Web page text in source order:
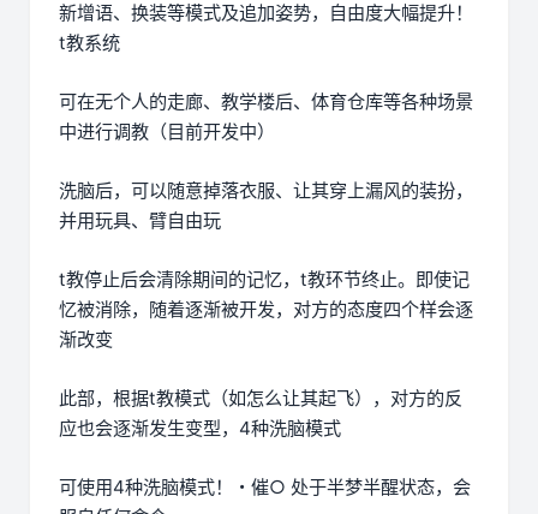
新增语、换装等模式及追加姿势，自由度大幅提升！
t教系统
可在无个人的走廊、教学楼后、体育仓库等各种场景
中进行调教（目前开发中）
洗脑后，可以随意掉落衣服、让其穿上漏风的装扮，
并用玩具、臂自由玩
t教停止后会清除期间的记忆，t教环节终止。即使记
忆被消除，随着逐渐被开发，对方的态度四个样会逐
渐改变
此部，根据t教模式（如怎么让其起飞），对方的反
应也会逐渐发生变型，4种洗脑模式
可使用4种洗脑模式！・催○ 处于半梦半醒状态，会